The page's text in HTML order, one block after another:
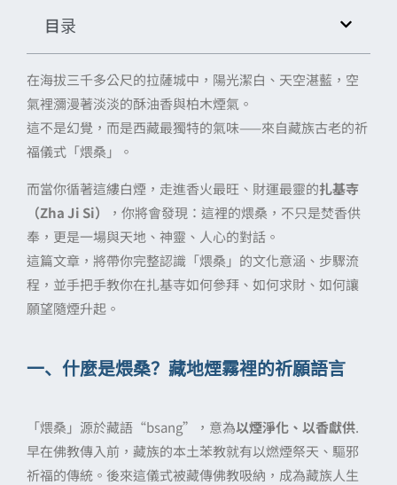
目录
在海拔三千多公尺的拉薩城中，陽光潔白、天空湛藍，空
氣裡瀰漫著淡淡的酥油香與柏木煙氣。
這不是幻覺，而是西藏最獨特的氣味——來自藏族古老的祈
福儀式「煨桑」。
而當你循著這縷白煙，走進香火最旺、財運最靈的扎基寺
（Zha Ji Si）
，你將會發現：這裡的煨桑，不只是焚香供
奉，更是一場與天地、神靈、人心的對話。
這篇文章，將帶你完整認識「煨桑」的文化意涵、步驟流
程，並手把手教你在扎基寺如何參拜、如何求財、如何讓
願望隨煙升起。
一、什麼是煨桑？藏地煙霧裡的祈願語言
「煨桑」源於藏語“bsang”，意為以煙淨化、以香獻供.
早在佛教傳入前，藏族的本土苯教就有以燃煙祭天、驅邪
祈福的傳統。後來這儀式被藏傳佛教吸納，成為藏族人生